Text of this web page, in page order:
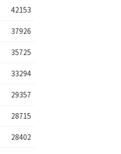
42153
37926
35725
33294
29357
28715
28402